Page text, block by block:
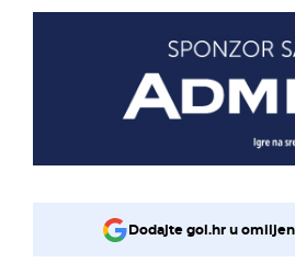
Dodajte gol.hr u